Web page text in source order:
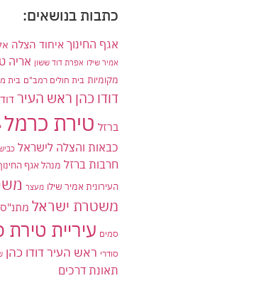
כתבות בנושאים:
אגף החינוך איחוד הצלה
אמיר שילו אפרת דוד ששון אריה
מקומיות בית חולים רמב"ם בית
דודו כהן ראש העיר
ברזל טירת כרמל
כבאות והצלה לישראל כביש
חרבות ברזל מנהל אגף החינוך
העירונית אמיר שילו מעצר
משטרת ישראל
סמים עיריית
סודרי ראש העיר דודו כהן
תאונת דרכים